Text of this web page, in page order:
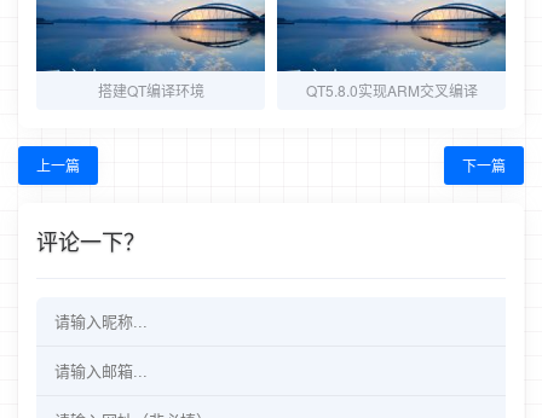
搭建QT编译环境 QT5.8.0实现ARM交叉编译
上一篇 下一篇
评论一下？